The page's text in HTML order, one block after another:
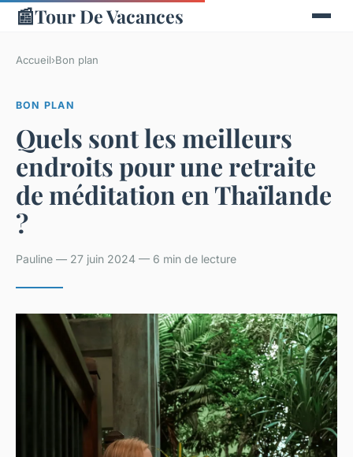
📰Tour De Vacances
Accueil›Bon plan
BON PLAN
Quels sont les meilleurs
endroits pour une retraite
de méditation en Thaïlande
?
Pauline — 27 juin 2024 — 6 min de lecture